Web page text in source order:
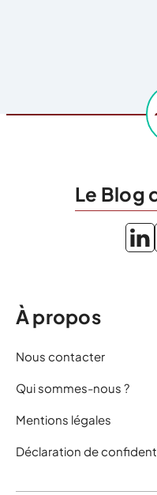
Le Blog
À propos
Nous contacter
Qui sommes-nous ?
Mentions légales
Déclaration de